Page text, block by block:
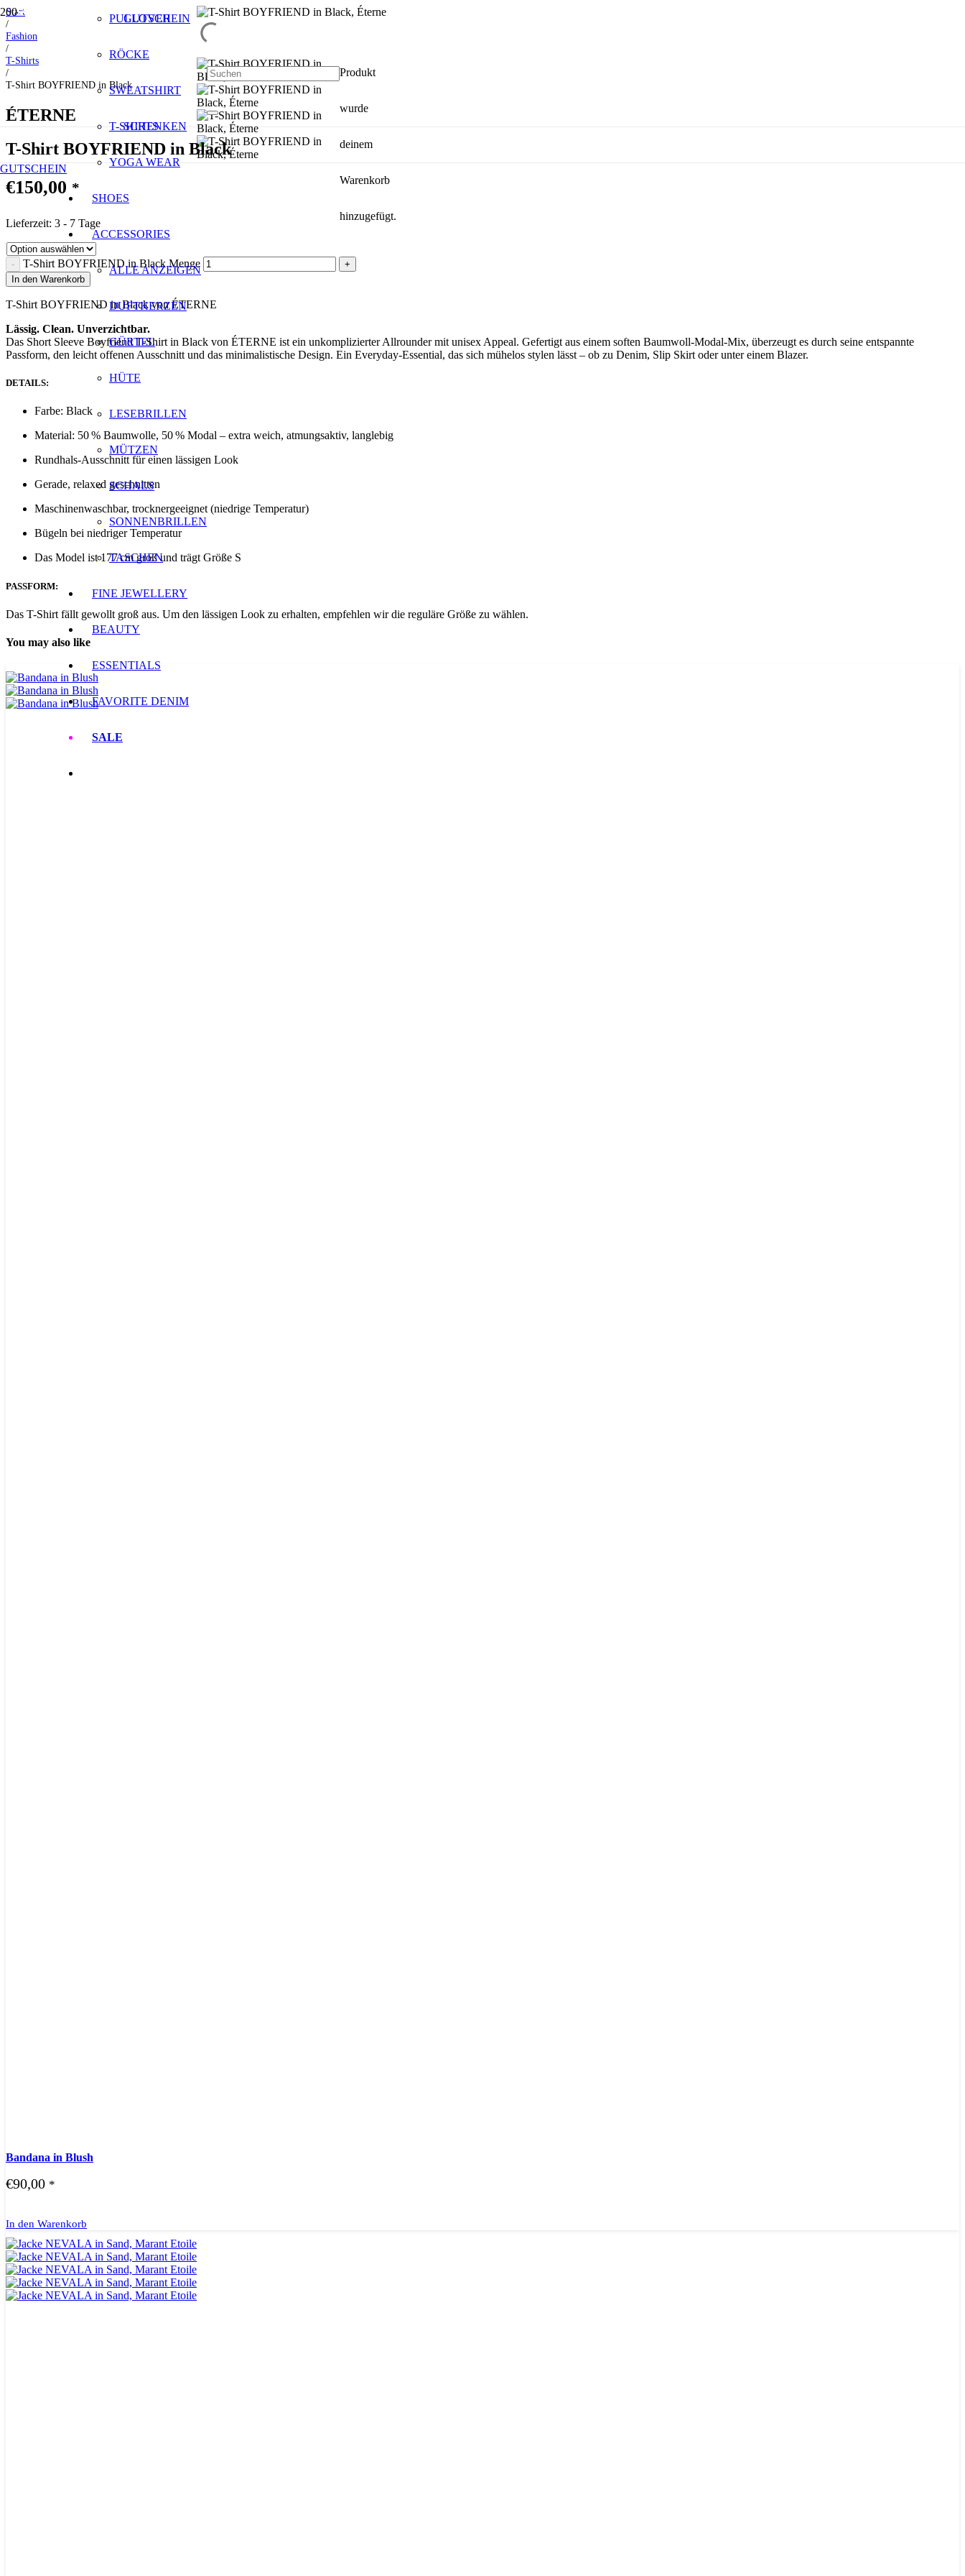
GUTSCHEIN
SCHENKEN
PULLOVER
RÖCKE
SWEATSHIRT
T-SHIRTS
YOGA WEAR
SHOES
ACCESSORIES
ALLE ANZEIGEN
DUFTKERZEN
GÜRTEL
HÜTE
LESEBRILLEN
MÜTZEN
SCHALS
SONNENBRILLEN
TASCHEN
FINE JEWELLERY
BEAUTY
ESSENTIALS
FAVORITE DENIM
SALE
Produkt
wurde
deinem
Warenkorb
hinzugefügt.
GUTSCHEIN
Start
/
Fashion
/
T-Shirts
/
T-Shirt BOYFRIEND in Black
ÉTERNE
T-Shirt BOYFRIEND in Black
€150,00 *
Lieferzeit: 3 - 7 Tage
T-Shirt BOYFRIEND in Black Menge
In den Warenkorb
T-Shirt BOYFRIEND in Black von ÉTERNE
Lässig. Clean. Unverzichtbar.
Das Short Sleeve Boyfriend T-Shirt in Black von ÉTERNE ist ein unkomplizierter Allrounder mit unisex Appeal. Gefertigt aus einem soften Baumwoll-Modal-Mix, überzeugt es durch seine entspannte
Passform, den leicht offenen Ausschnitt und das minimalistische Design. Ein Everyday-Essential, das sich mühelos stylen lässt – ob zu Denim, Slip Skirt oder unter einem Blazer.
DETAILS:
Farbe: Black
Material: 50 % Baumwolle, 50 % Modal – extra weich, atmungsaktiv, langlebig
Rundhals-Ausschnitt für einen lässigen Look
Gerade, relaxed geschnitten
Maschinenwaschbar, trocknergeeignet (niedrige Temperatur)
Bügeln bei niedriger Temperatur
Das Model ist 177 cm groß und trägt Größe S
PASSFORM:
Das T-Shirt fällt gewollt groß aus. Um den lässigen Look zu erhalten, empfehlen wir die reguläre Größe zu wählen.
You may also like
Bandana in Blush
€90,00 *
In den Warenkorb
SALE
SALE
SALE